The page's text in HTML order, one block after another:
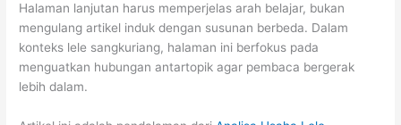
Halaman lanjutan harus memperjelas arah belajar, bukan
mengulang artikel induk dengan susunan berbeda. Dalam
konteks lele sangkuriang, halaman ini berfokus pada
menguatkan hubungan antartopik agar pembaca bergerak
lebih dalam.